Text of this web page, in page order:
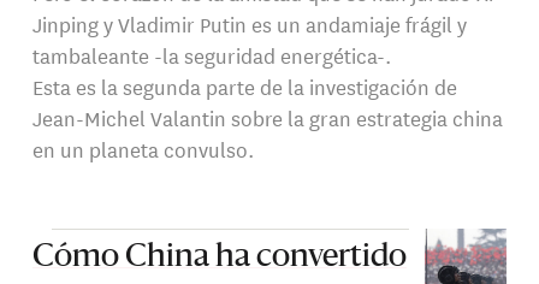
Jinping y Vladimir Putin es un andamiaje frágil y
tambaleante -la seguridad energética-.
Esta es la segunda parte de la investigación de
Jean-Michel Valantin sobre la gran estrategia china
en un planeta convulso.
Cómo China ha convertido